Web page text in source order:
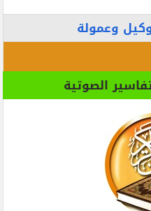
وعمولة
الصوتية